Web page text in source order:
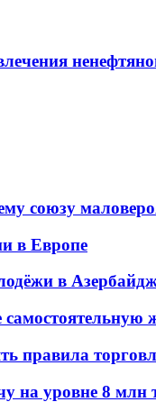
союзу
в Европе
в
правила
на уровне 8 млн